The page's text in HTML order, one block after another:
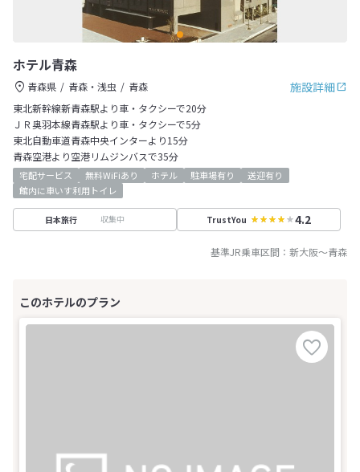
ホテル青森
施設詳細
青森県 青森・浅虫
青森
東北新幹線新青森駅より車・タクシーで20分
ＪＲ奥羽本線青森駅より車・タクシーで5分
東北自動車道青森中央インターより15分
青森空港より空港リムジンバスで35分
宅配サービス 無料WiFiあり ホテル 駐車場有り
送迎有り
館内に車いす利用トイレ
日本旅行 収集中 TrustYou 4.2
基準JR乗車区間： 新大阪～青森